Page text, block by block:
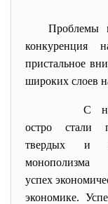
Проблемы
конкуренция
пристальное
широких слоев
С
остро стали
твердых и
успех
экономике.